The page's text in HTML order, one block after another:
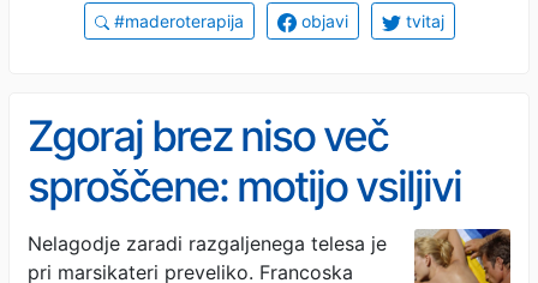
#maderoterapija objavi tvitaj
Zgoraj brez niso več
sproščene: motijo vsiljivi
pogledi, nezanemarljiva
Nelagodje zaradi razgaljenega telesa je
pri marsikateri preveliko. Francoska